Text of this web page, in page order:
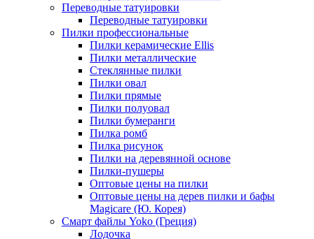
Переводные татуировки
Переводные татуировки
Пилки профессиональные
Пилки керамические Ellis
Пилки металлические
Стеклянные пилки
Пилки овал
Пилки прямые
Пилки полуовал
Пилки бумеранги
Пилка ромб
Пилка рисунок
Пилки на деревянной основе
Пилки-пушеры
Оптовые цены на пилки
Оптовые цены на дерев пилки и бафы
Magicare (Ю. Корея)
Смарт файлы Yoko (Греция)
Лодочка